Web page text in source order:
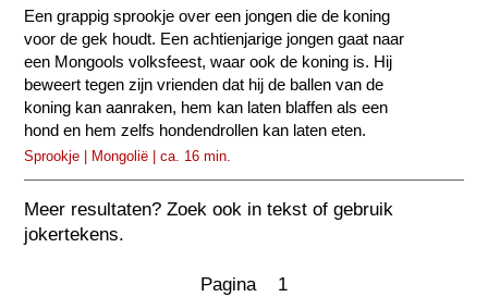
Een grappig sprookje over een jongen die de koning
voor de gek houdt. Een achtienjarige jongen gaat naar
een Mongools volksfeest, waar ook de koning is. Hij
beweert tegen zijn vrienden dat hij de ballen van de
koning kan aanraken, hem kan laten blaffen als een
hond en hem zelfs hondendrollen kan laten eten.
Sprookje | Mongolië | ca. 16 min.
Meer resultaten? Zoek ook in tekst of gebruik
jokertekens.
Pagina 1